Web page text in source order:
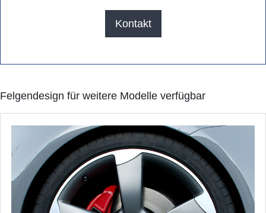
Kontakt
Felgendesign für weitere Modelle verfügbar